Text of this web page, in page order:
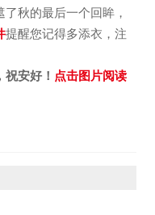
秋的最后一个回眸，
提醒您记得多添衣，注
安好！ 点击图片阅读